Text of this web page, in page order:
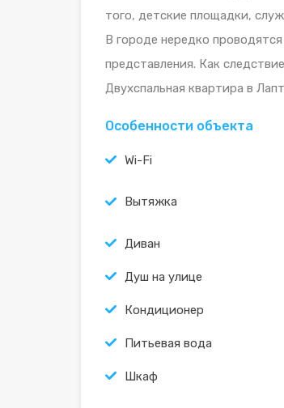
того, детские площадки,
В городе нередко
представления. Как
Двухспальная квартира в
Особенности объекта
Wi-Fi
Вытяжка
Диван
Душ на улице
Кондиционер
Питьевая вода
Шкаф